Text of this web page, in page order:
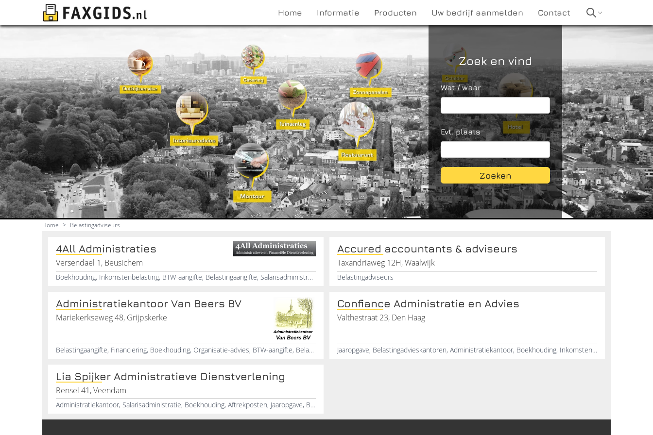
Home Informatie Producten Uw bedrijf aanmelden Contact
Zoek en vind
Wat / waar
Evt. plaats
Zoeken
Home > Belastingadviseurs
4All Administraties
Versendael 1, Beusichem
Boekhouding, Inkomstenbelasting, BTW-aangifte, Belastingaangifte, Salarisadministratie, Administratie, Jaarrekeningen
Accured accountants & adviseurs
Taxandriaweg 12H, Waalwijk
Belastingadviseurs
Administratiekantoor Van Beers BV
Mariekerkseweg 48, Grijpskerke
Belastingaangifte, Financiering, Boekhouding, Organisatie-advies, BTW-aangifte, Belastingadvies, Jaarrekening, Salarisadministratie, Loonadministratie, Managementondersteuning
Confiance Administratie en Advies
Valthestraat 23, Den Haag
Jaaropgave, Belastingadvieskantoren, Administratiekantoor, Boekhouding, Inkomstenbelasting, Uitgave, Aangifte, Belastingtarieven, Loonbelasting
Lia Spijker Administratieve Dienstverlening
Rensel 41, Veendam
Administratiekantoor, Salarisadministratie, Boekhouding, Aftrekposten, Jaaropgave, Belastingadviseur, Belastingaangifte, Begeleiding, BTW-aangifte, Administratieve dienstverlening